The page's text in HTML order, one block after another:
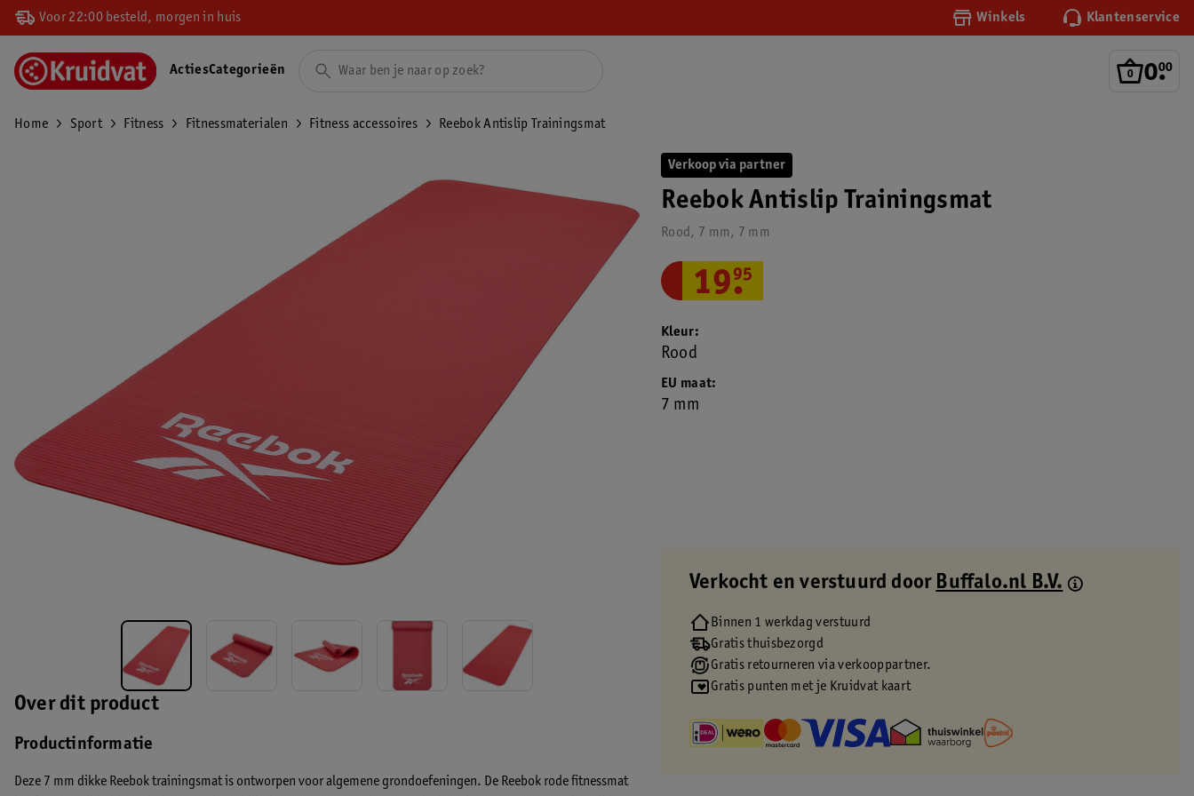
Voor 22:00 besteld, morgen in huis Winkels Klantenservice
0.
00
ActiesCategorieën
Home Sport Fitness Fitnessmaterialen Fitness accessoires Reebok Antislip Trainingsmat
Over dit product
Productinformatie
Deze 7 mm dikke Reebok trainingsmat is ontworpen voor algemene grondoefeningen. De Reebok rode fitnessmat
Verkoop via partner
Reebok Antislip Trainingsmat
Rood, 7 mm, 7 mm
19.
95
EU maat
7 mm
Kleur
Rood
Verkocht en verstuurd door Buffalo.nl B.V.
Binnen 1 werkdag verstuurd
Gratis thuisbezorgd
Gratis retourneren via verkooppartner.
Gratis punten met je Kruidvat kaart